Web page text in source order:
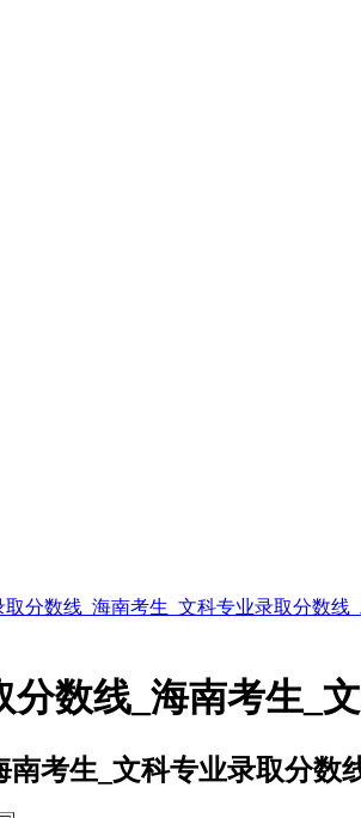
分数线_海南考生_文科专业录取分数线
数线_海南考生_
考生_文科专业录取分数